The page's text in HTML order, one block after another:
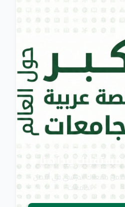
مستقبلك يبدأ هنا
اضمن مقعدك الدراسي في أفضل
الجامعات